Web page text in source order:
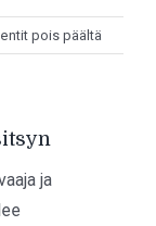
pois päältä
Anssi
ja